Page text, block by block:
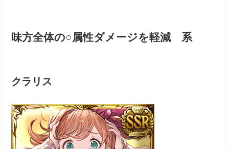
味方全体の○属性ダメージを軽減 系
クラリス